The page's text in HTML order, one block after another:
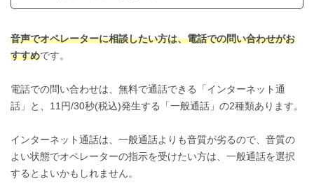
音声でオペレーターに相談したい方は、電話での問い合わせがお
すすめです。
電話での問い合わせは、無料で通話できる「インターネット通
話」と、11円/30秒(税込)発生する「一般通話」の2種類あります。
インターネット通話は、一般通話よりも音質が劣るので、音質の
よい状態でオペレーターの指示を受けたい方は、一般通話を選択
するとよいかもしれません。